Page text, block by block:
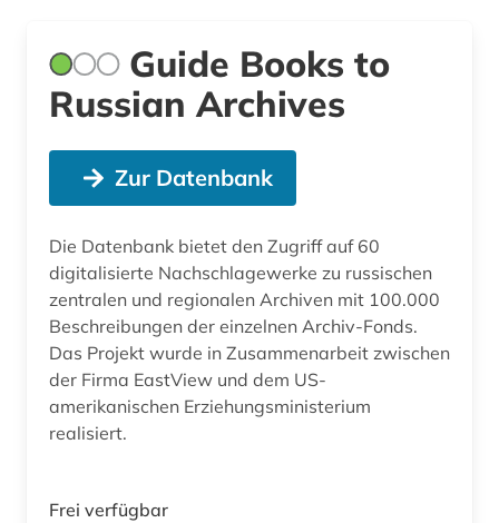
Guide Books to
Russian Archives
Zur Datenbank
Die Datenbank bietet den Zugriff auf 60
digitalisierte Nachschlagewerke zu russischen
zentralen und regionalen Archiven mit 100.000
Beschreibungen der einzelnen Archiv-Fonds.
Das Projekt wurde in Zusammenarbeit zwischen
der Firma EastView und dem US-
amerikanischen Erziehungsministerium
realisiert.
Frei verfügbar